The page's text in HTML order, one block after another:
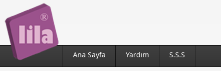
Ana Sayfa Yardım S.S.S